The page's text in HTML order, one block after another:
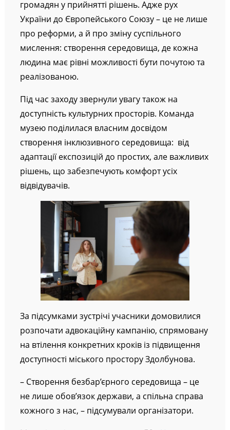
громадян у прийнятті рішень. Адже рух
України до Європейського Союзу – це не лише
про реформи, а й про зміну суспільного
мислення: створення середовища, де кожна
людина має рівні можливості бути почутою та
реалізованою.
Під час заходу звернули увагу також на
доступність культурних просторів. Команда
музею поділилася власним досвідом
створення інклюзивного середовища: від
адаптації експозицій до простих, але важливих
рішень, що забезпечують комфорт усіх
відвідувачів.
За підсумками зустрічі учасники домовилися
розпочати адвокаційну кампанію, спрямовану
на втілення конкретних кроків із підвищення
доступності міського простору Здолбунова.
– Створення безбар’єрного середовища – це
не лише обов’язок держави, а спільна справа
кожного з нас, – підсумували організатори.